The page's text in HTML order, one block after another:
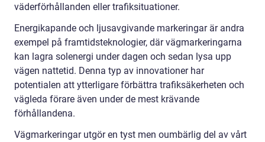
väderförhållanden eller trafiksituationer.
Energikapande och ljusavgivande markeringar är andra
exempel på framtidsteknologier, där vägmarkeringarna
kan lagra solenergi under dagen och sedan lysa upp
vägen nattetid. Denna typ av innovationer har
potentialen att ytterligare förbättra trafiksäkerheten och
vägleda förare även under de mest krävande
förhållandena.
Vägmarkeringar utgör en tyst men oumbärlig del av vårt